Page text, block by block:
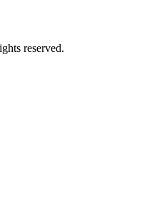
reserved.